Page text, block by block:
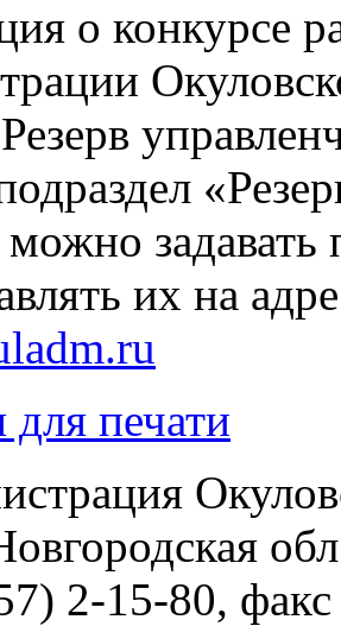
о конкурсе
задавать
их на
для печати
2-15-80,